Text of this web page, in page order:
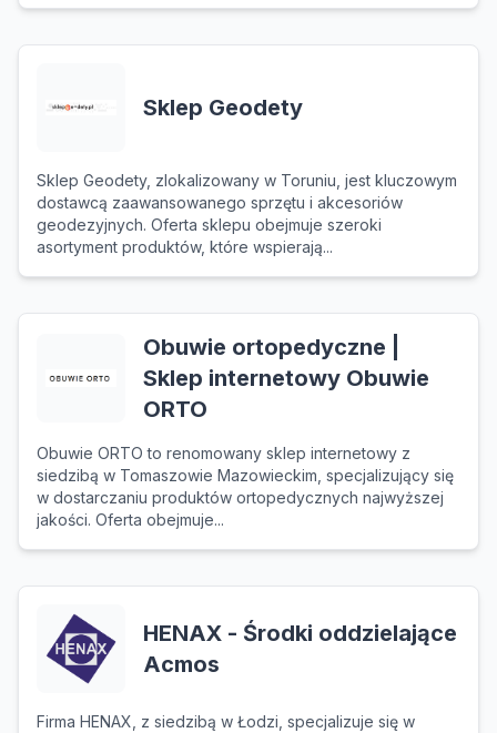
Sklep Geodety
Sklep Geodety, zlokalizowany w Toruniu, jest kluczowym
dostawcą zaawansowanego sprzętu i akcesoriów
geodezyjnych. Oferta sklepu obejmuje szeroki
asortyment produktów, które wspierają...
Obuwie ortopedyczne |
Sklep internetowy Obuwie
ORTO
Obuwie ORTO to renomowany sklep internetowy z
siedzibą w Tomaszowie Mazowieckim, specjalizujący się
w dostarczaniu produktów ortopedycznych najwyższej
jakości. Oferta obejmuje...
HENAX - Środki oddzielające
Acmos
Firma HENAX, z siedzibą w Łodzi, specjalizuje się w